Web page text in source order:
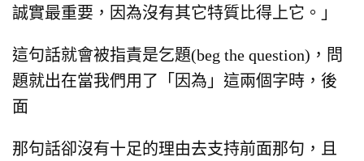
誠實最重要，因為沒有其它特質比得上它。」
這句話就會被指責是乞題(beg the question)， 問
題就出在當我們用了「因為」這兩個字時， 後
面
那句話卻沒有十足的理由去支持前面那句， 且